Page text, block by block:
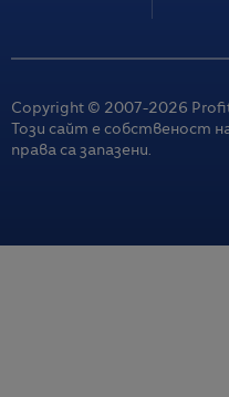
Copyright © 2007-2026
Този сайт е собственост
права са запазени.